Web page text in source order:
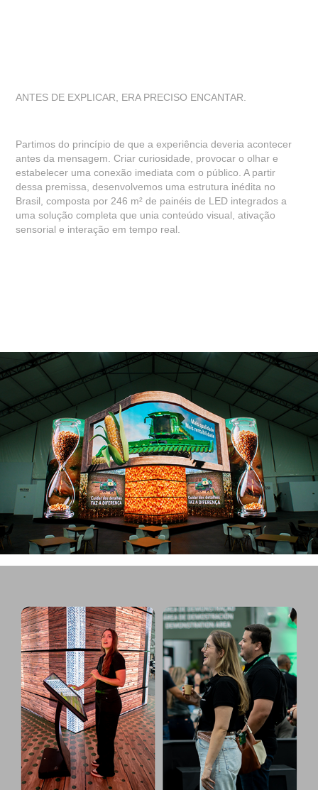
ANTES DE EXPLICAR, ERA PRECISO ENCANTAR.
Partimos do princípio de que a experiência deveria acontecer
antes da mensagem. Criar curiosidade, provocar o olhar e
estabelecer uma conexão imediata com o público. A partir
dessa premissa, desenvolvemos uma estrutura inédita no
Brasil, composta por 246 m² de painéis de LED integrados a
uma solução completa que unia conteúdo visual, ativação
sensorial e interação em tempo real.